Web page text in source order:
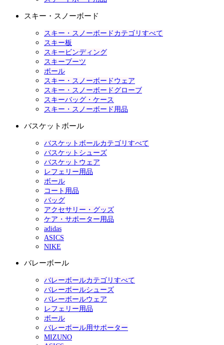
スキー・スノーボード
スキー・スノーボードカテゴリすべて
スキー板
スキービンディング
スキーブーツ
ポール
スキー・スノーボードウェア
スキー・スノーボードグローブ
スキーバッグ・ケース
スキー・スノーボード用品
バスケットボール
バスケットボールカテゴリすべて
バスケットシューズ
バスケットウェア
レフェリー用品
ボール
コート用品
バッグ
アクセサリー・グッズ
ケア・サポーター用品
adidas
ASICS
NIKE
バレーボール
バレーボールカテゴリすべて
バレーボールシューズ
バレーボールウェア
レフェリー用品
ボール
バレーボール用サポーター
MIZUNO